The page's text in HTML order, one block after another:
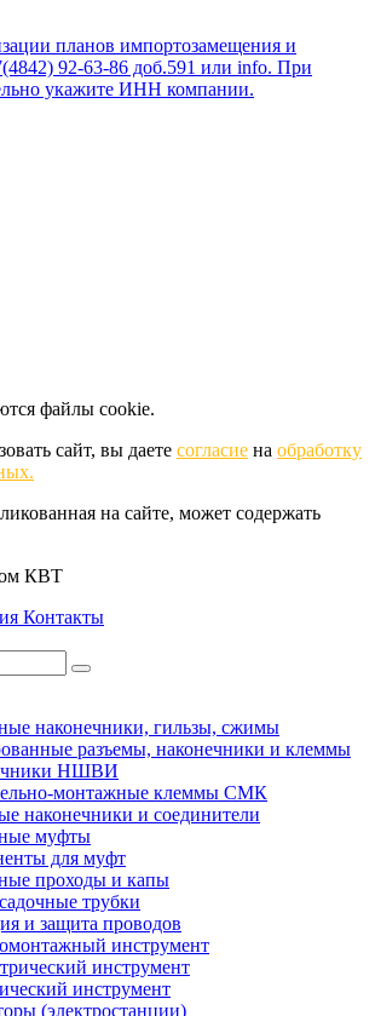
планов импортозамещения и
92-63-86 доб.591 или info. При
укажите ИНН компании.
файлы cookie.
сайт, вы даете согласие на обработку
на сайте, может содержать
КВТ
Контакты
наконечники, гильзы, сжимы
разъемы, наконечники и клеммы
НШВИ
монтажные клеммы СМК
наконечники и соединители
муфты
для муфт
проходы и капы
трубки
и защита проводов
инструмент
инструмент
инструмент
(электростанции)